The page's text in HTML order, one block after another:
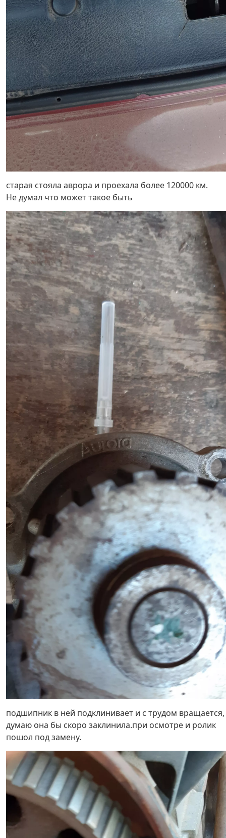
старая стояла аврора и проехала более 120000 км.
Не думал что может такое быть
подшипник в ней подклинивает и с трудом вращается,
думаю она бы скоро заклинила.при осмотре и ролик
пошол под замену.